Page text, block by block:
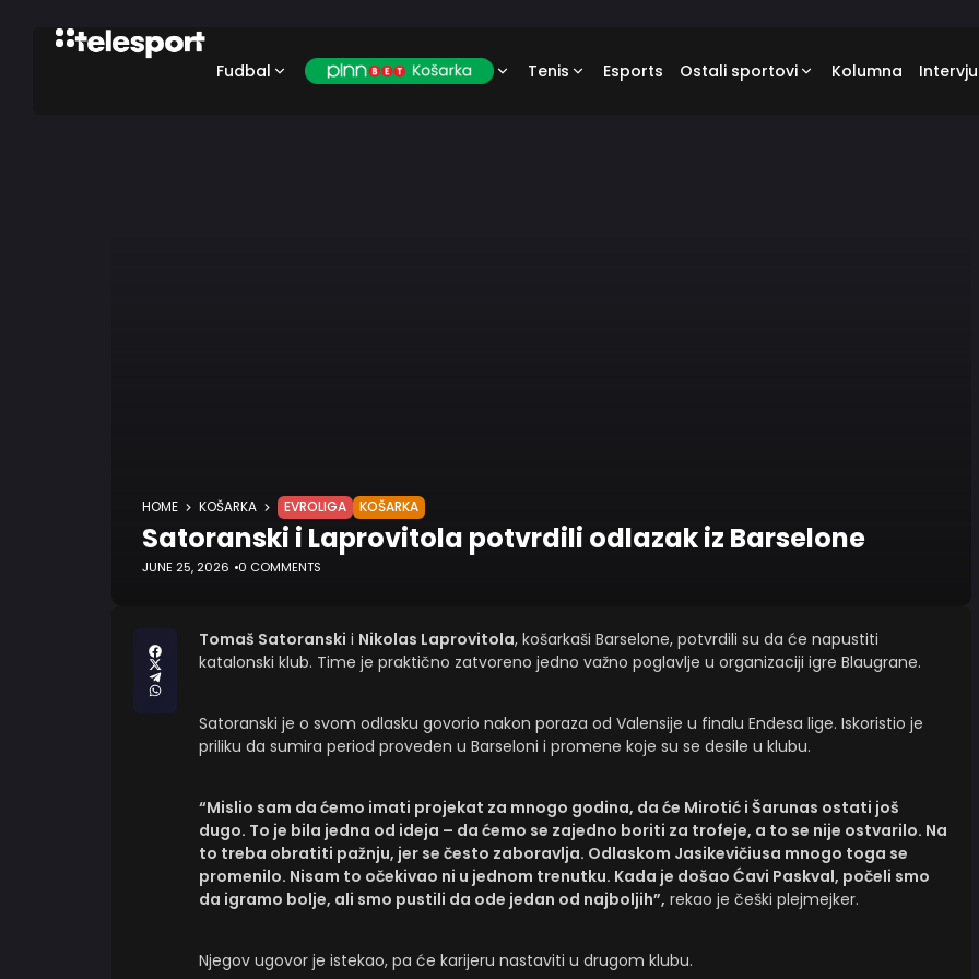
Fudbal Tenis Esports Ostali sportovi Kolumna
HOME KOŠARKA EVROLIGA KOŠARKA
Satoranski i Laprovitola potvrdili odlazak iz Barselone
JUNE 25, 2026 0 COMMENTS
Tomaš Satoranski i Nikolas Laprovitola, košarkaši Barselone, potvrdili su da će napustiti
katalonski klub. Time je praktično zatvoreno jedno važno poglavlje u organizaciji igre Blaugrane.
Satoranski je o svom odlasku govorio nakon poraza od Valensije u finalu Endesa lige. Iskoristio je
priliku da sumira period proveden u Barseloni i promene koje su se desile u klubu.
“Mislio sam da ćemo imati projekat za mnogo godina, da će Mirotić i Šarunas ostati još
dugo. To je bila jedna od ideja – da ćemo se zajedno boriti za trofeje, a to se nije ostvarilo. Na
to treba obratiti pažnju, jer se često zaboravlja. Odlaskom Jasikevičiusa mnogo toga se
promenilo. Nisam to očekivao ni u jednom trenutku. Kada je došao Ćavi Paskval, počeli smo
da igramo bolje, ali smo pustili da ode jedan od najboljih”, rekao je češki plejmejker.
Njegov ugovor je istekao, pa će karijeru nastaviti u drugom klubu.